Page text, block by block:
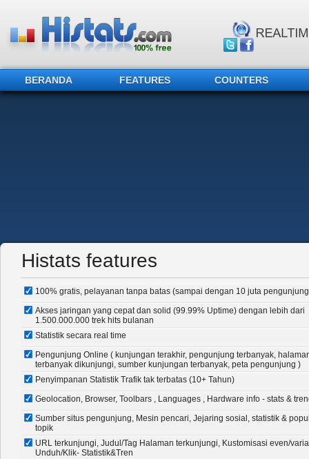
BERANDA FEATURES COUNTERS
Histats features
100% gratis, pelayanan tanpa batas (sampai dengan 10 juta
Akses jaringan yang cepat dan solid (99.99% Uptime) dengan lebih dari
1.500.000.000 trek hits bulanan
Statistik secara real time
Pengunjung Online ( kunjungan terakhir, pengunjung terbanyak,
terbanyak dikunjungi, sumber kunjungan terbanyak, peta pengunjung )
Penyimpanan Statistik Trafik tak terbatas (10+ Tahun)
Geolocation, Browser, Toolbars , Languages , Hardware info - stats &
Sumber situs pengunjung, Mesin pencari, Jejaring sosial, statistik &
topik
URL terkunjungi, Judul/Tag Halaman terkunjungi, Kustomisasi even/
Unduh/Klik- Statistik&Tren